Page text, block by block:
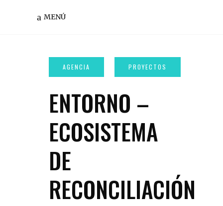
MENÚ
ENTORNO –
ECOSISTEMA
DE
RECONCILIACIÓN